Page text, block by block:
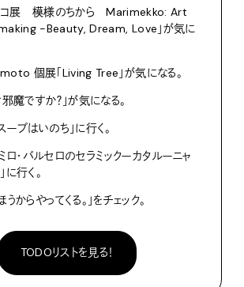
ッコ展 模様のちから Marimekko: Art
-Beauty, Dream, Love」が気に
個展「Living Tree」が気になる。
邪魔ですか？」が気になる。
ープはいのち」に行く。
ミロ・バルセロのセラミックーカタルーニャ
に行く。
からやってくる。」をチェック。
TODOリストを見る！